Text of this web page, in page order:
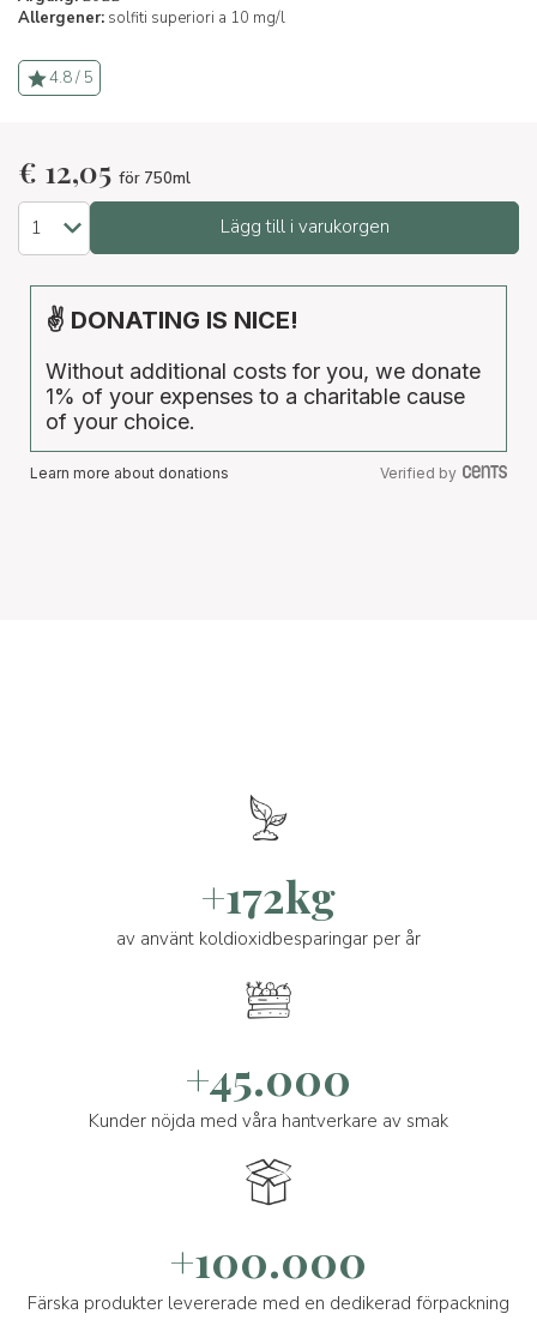
Allergener: solfiti superiori a 10 mg/l
4.8 / 5
€ 12,05 för 750ml
Lägg till i varukorgen
✌ DONATING IS NICE!
Without additional costs for you, we donate
1% of your expenses to a charitable cause
of your choice.
Learn more about donations Verified by
+172kg
av använt koldioxidbesparingar per år
+45.000
Kunder nöjda med våra hantverkare av smak
+100.000
Färska produkter levererade med en dedikerad förpackning